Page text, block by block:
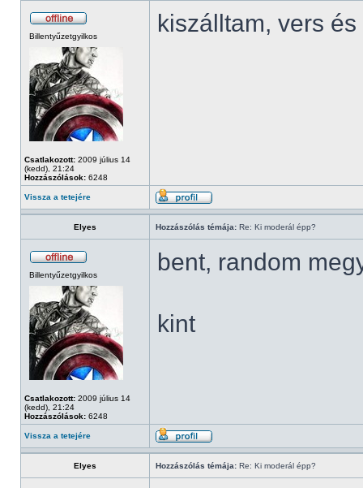
Billentyűzetgyilkos
Csatlakozott: 2009 július 14
(kedd), 21:24
Hozzászólások: 6248
kiszálltam, vers
Vissza a tetejére
Elyes Hozzászólás témája: Re: Ki moderál épp?
Billentyűzetgyilkos
Csatlakozott: 2009 július 14
(kedd), 21:24
Hozzászólások: 6248
bent, random
kint
Vissza a tetejére
Elyes Hozzászólás témája: Re: Ki moderál épp?